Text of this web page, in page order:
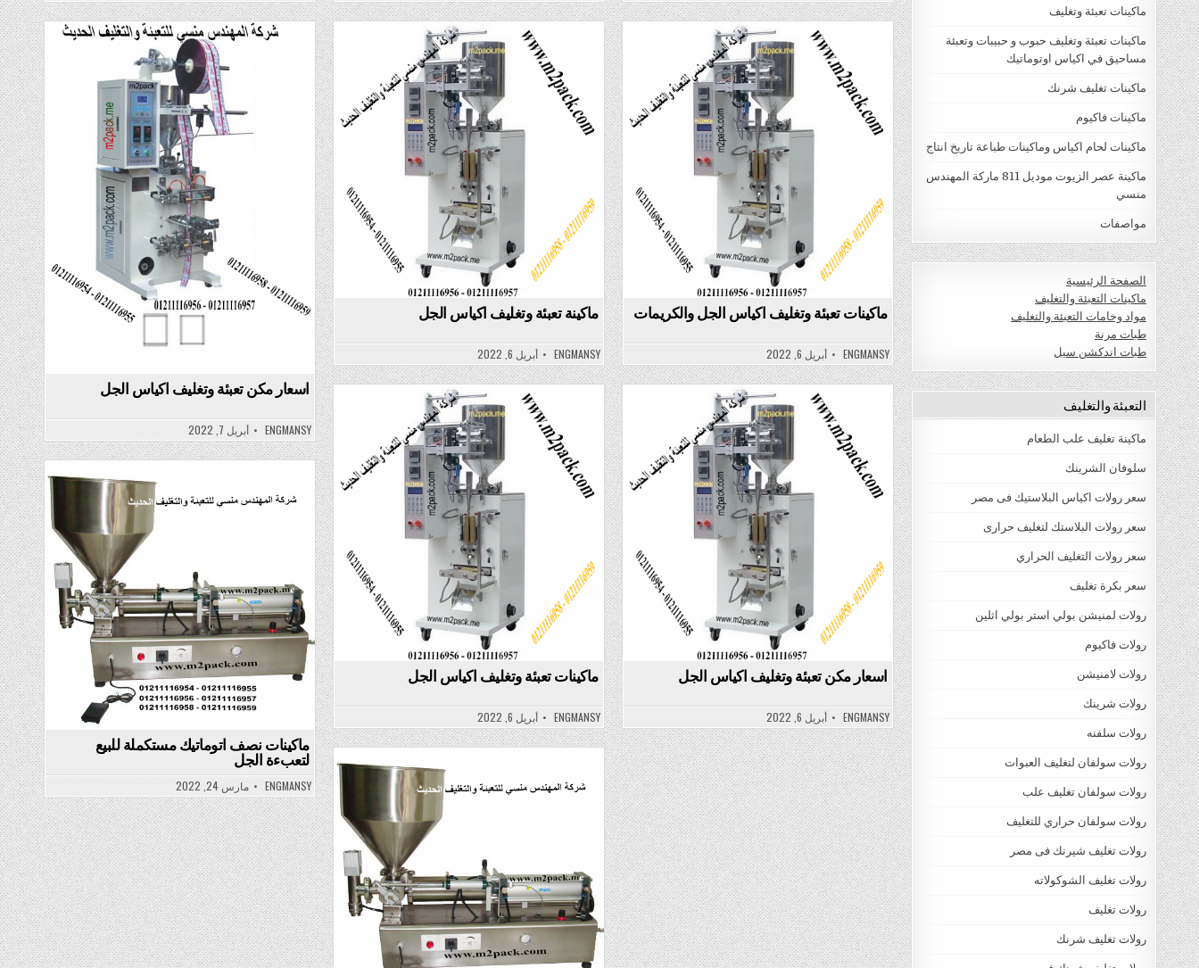
اسعار مكن تعبئة وتغليف اكياس الجل
ENGMANSY أبريل 7, 2022
Posted
ماكينة تعبئة وتغليف اكياس الجل
ENGMANSY أبريل 6, 2022
Posted
ماكينات تعبئة وتغليف اكياس الجل والكريمات
ENGMANSY أبريل 6, 2022
Posted
ماكينات تعبئة وتغليف اكياس الجل
ENGMANSY أبريل 6, 2022
Posted
اسعار مكن تعبئة وتغليف اكياس الجل
ENGMANSY أبريل 6, 2022
Posted
ماكينات نصف اتوماتيك مستكملة للبيع
لتعبءة الجل
ENGMANSY مارس 24, 2022
Posted
ماكينات تعبئة وتغليف
ماكينات تعبئة وتغليف حبوب و حبيبات وتعبئة
مساحيق في اكياس اوتوماتيك
ماكينات تغليف شرنك
ماكينات فاكيوم
ماكينات لحام اكياس وماكينات طباعة تاريخ انتاج
ماكينة عصر الزيوت موديل 811 ماركة المهندس
منسي
مواصفات
الصفحة الرئيسية
ماكينات التعبئة والتغليف
مواد وخامات التعبئة والتغليف
طبات مرنة
طبات اندكشن سيل
التعبئة والتغليف
ماكينة تغليف علب الطعام
سلوفان الشرينك
سعر رولات اكياس البلاستيك فى مصر
سعر رولات البلاستك لتغليف حرارى
سعر رولات التغليف الحراري
سعر بكرة تغليف
رولات لمنيشن بولي استر بولي اثلين
رولات فاكيوم
رولات لامنيشن
رولات شرينك
رولات سلفنه
رولات سولفان لتغليف العبوات
رولات سولفان تغليف علب
رولات سولفان حراري للتغليف
رولات تغليف شيرنك فى مصر
رولات تغليف الشوكولاته
رولات تغليف
رولات تغليف شرنك